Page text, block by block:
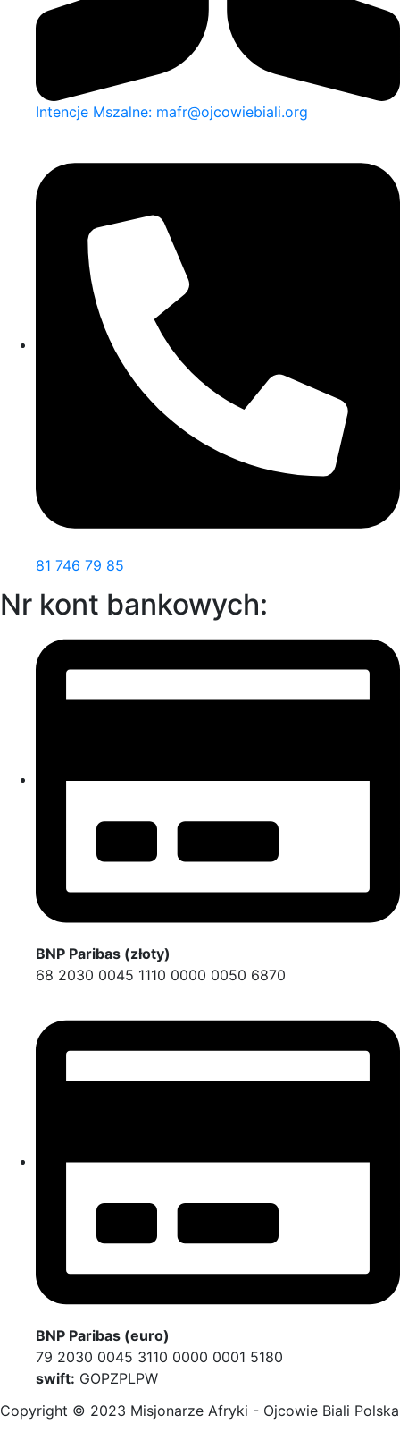
Intencje Mszalne: mafr@ojcowiebiali.org
81 746 79 85
Nr kont bankowych:
BNP Paribas (złoty)
68 2030 0045 1110 0000 0050 6870
BNP Paribas (euro)
79 2030 0045 3110 0000 0001 5180
swift: GOPZPLPW
Copyright © 2023 Misjonarze Afryki - Ojcowie Biali Polska